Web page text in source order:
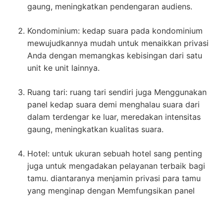
gaung, meningkatkan pendengaran audiens.
Kondominium: kedap suara pada kondominium
mewujudkannya mudah untuk menaikkan privasi
Anda dengan memangkas kebisingan dari satu
unit ke unit lainnya.
Ruang tari: ruang tari sendiri juga Menggunakan
panel kedap suara demi menghalau suara dari
dalam terdengar ke luar, meredakan intensitas
gaung, meningkatkan kualitas suara.
Hotel: untuk ukuran sebuah hotel sang penting
juga untuk mengadakan pelayanan terbaik bagi
tamu. diantaranya menjamin privasi para tamu
yang menginap dengan Memfungsikan panel